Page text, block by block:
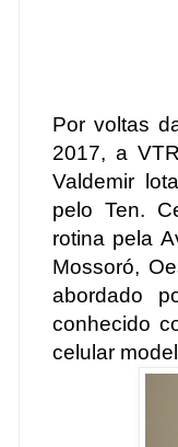
Por voltas
2017, a
Valdemir
pelo Ten.
rotina pela
Mossoró,
abordado
conhecido
celular